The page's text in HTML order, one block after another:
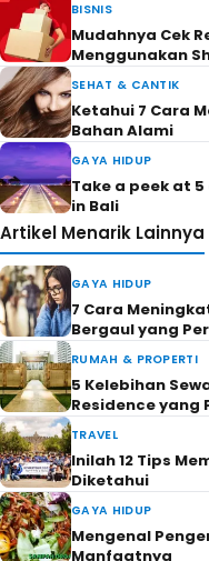
BISNIS
Mudahnya Cek
Menggunakan
SEHAT & CANTIK
Ketahui 7 Cara
Bahan Alami
GAYA HIDUP
Take a peek at
in Bali
Artikel Menarik Lainnya
GAYA HIDUP
7 Cara
Bergaul yang
RUMAH & PROPERTI
5 Kelebihan
Residence yang
TRAVEL
Inilah 12 Tips
Diketahui
GAYA HIDUP
Mengenal
Manfaatnya